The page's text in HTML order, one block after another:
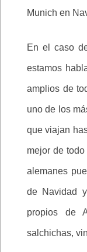
Munich en
En el caso
estamos
amplios de
uno de los
que viajan
mejor de
alemanes
de Navidad
propios de
salchichas,